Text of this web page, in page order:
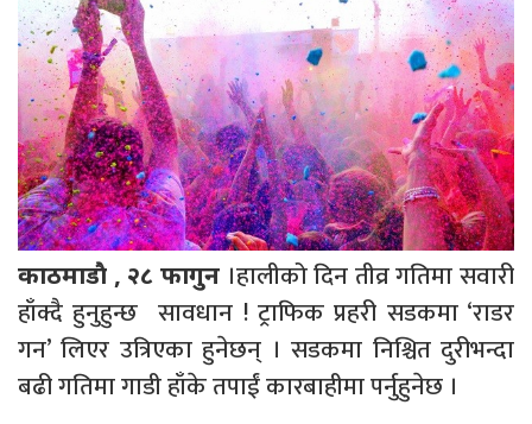
काठमाडाै‌ , २८ फागुन।हालीको दिन तीव्र गतिमा सवारी
हाँक्दै हुनुहुन्छ सावधान ! ट्राफिक प्रहरी सडकमा ‘राडर
गन’ लिएर उत्रिएका हुनेछन् । सडकमा निश्चित दुरीभन्दा
बढी गतिमा गाडी हाँके तपाईं कारबाहीमा पर्नुहुनेछ ।